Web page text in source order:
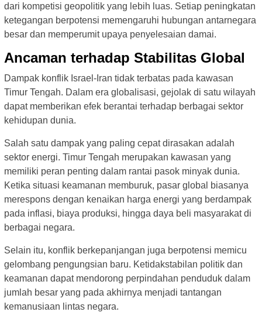
dari kompetisi geopolitik yang lebih luas. Setiap peningkatan
ketegangan berpotensi memengaruhi hubungan antarnegara
besar dan memperumit upaya penyelesaian damai.
Ancaman terhadap Stabilitas Global
Dampak konflik Israel-Iran tidak terbatas pada kawasan
Timur Tengah. Dalam era globalisasi, gejolak di satu wilayah
dapat memberikan efek berantai terhadap berbagai sektor
kehidupan dunia.
Salah satu dampak yang paling cepat dirasakan adalah
sektor energi. Timur Tengah merupakan kawasan yang
memiliki peran penting dalam rantai pasok minyak dunia.
Ketika situasi keamanan memburuk, pasar global biasanya
merespons dengan kenaikan harga energi yang berdampak
pada inflasi, biaya produksi, hingga daya beli masyarakat di
berbagai negara.
Selain itu, konflik berkepanjangan juga berpotensi memicu
gelombang pengungsian baru. Ketidakstabilan politik dan
keamanan dapat mendorong perpindahan penduduk dalam
jumlah besar yang pada akhirnya menjadi tantangan
kemanusiaan lintas negara.